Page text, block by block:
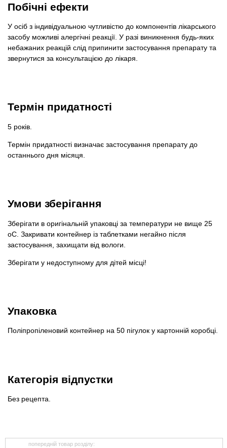
Побічні ефекти
У осіб з індивідуальною чутливістю до компонентів лікарського
засобу можливі алергічні реакції. У разі виникнення будь-яких
небажаних реакцій слід припинити застосування препарату та
звернутися за консультацією до лікаря.
Термін придатності
5 років.
Термін придатності визначає застосування препарату до
останнього дня місяця.
Умови зберігання
Зберігати в оригінальній упаковці за температури не вище 25
оС. Закривати контейнер із таблетками негайно після
застосування, захищати від вологи.
Зберігати у недоступному для дітей місці!
Упаковка
Поліпропіленовий контейнер на 50 пігулок у картонній коробці.
Категорія відпустки
Без рецепта.
попередній товар розділу: